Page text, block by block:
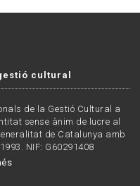
cultural
de la Gestió Cultural a
sense ànim de lucre al
de Catalunya amb
NIF: G60291408